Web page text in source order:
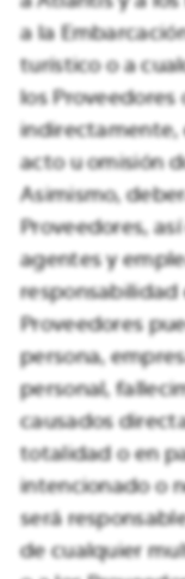
a la
turístico o a
los
indirectamente,
acto u omisión
Asimismo,
Proveedores,
agentes y
responsabilidad
Proveedores
persona,
personal,
causados
totalidad o en
intencionado o
será
de cualquier